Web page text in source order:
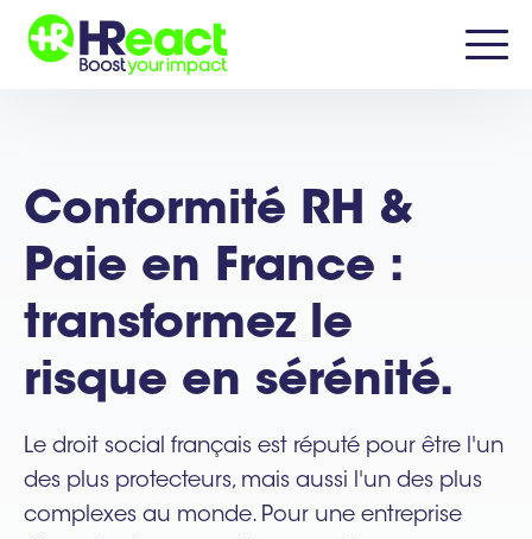
Conformité RH &
Paie en France :
transformez le
risque en sérénité.
Le droit social français est réputé pour être l'un
des plus protecteurs, mais aussi l'un des plus
complexes au monde. Pour une entreprise